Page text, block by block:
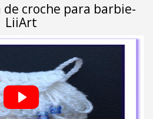
de croche para barbie-
LiiArt